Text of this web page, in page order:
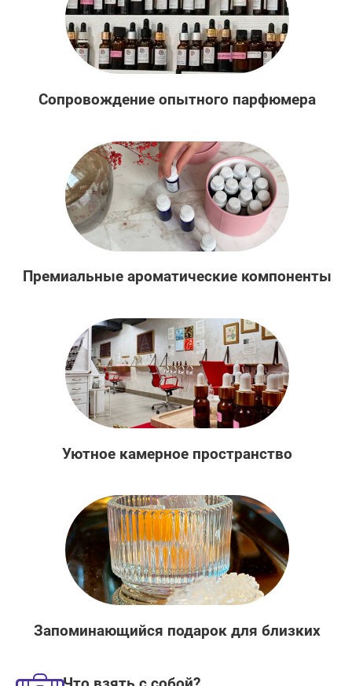
Сопровождение опытного парфюмера
Премиальные ароматические компоненты
Уютное камерное пространство
Запоминающийся подарок для близких